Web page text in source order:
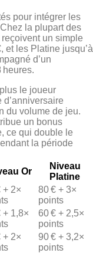
pour intégrer les
la plupart des
un simple
et les Platine jusqu’à
d’un
heures.
le joueur
d’anniversaire
du volume de jeu.
un bonus
ce qui double le
la période
Or
Niveau
Platine
+ 2×
80 € + 3×
points
+ 1,8×
60 € + 2,5×
points
+ 2×
90 € + 3,2×
points